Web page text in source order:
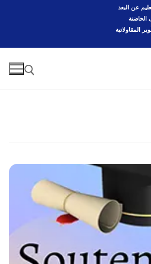
عن البعد
الحاضنة
المقاولاتية
المدرسة
عن المدرسة
المدرسة
الأقســام
الاتوماتكية
التعاون